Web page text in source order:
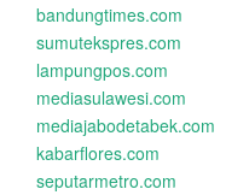
bandungtimes.com
sumutekspres.com
lampungpos.com
mediasulawesi.com
mediajabodetabek.com
kabarflores.com
seputarmetro.com